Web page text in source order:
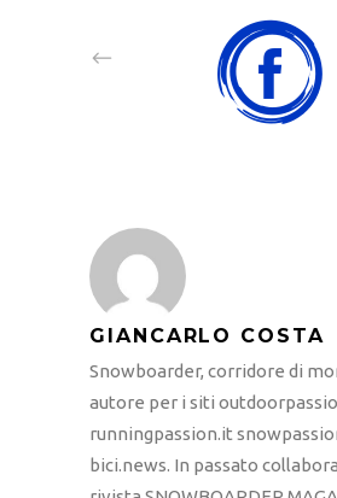
GIANCARLO COSTA
Snowboarder, corridore di
autore per i siti
runningpassion.it
bici.news. In passato